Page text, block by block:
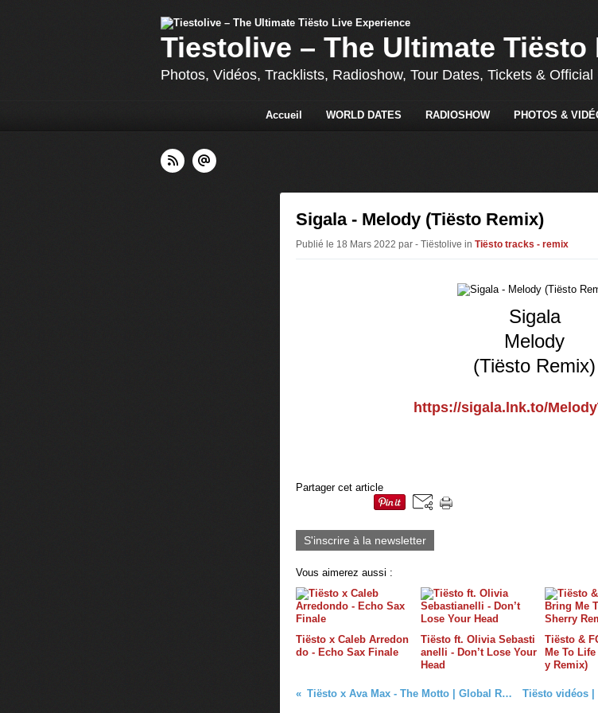
Tiestolive – The Ultimate
Photos, Vidéos, Tracklists, Radioshow, Tour Dates, Tickets & Official
Accueil WORLD DATES RADIOSHOW PHOTOS &
Sigala - Melody (Tiësto Remix)
Publié le 18 Mars 2022 par - Tiëstolive in Tiësto tracks - remix
Sigala
Melody
(Tiësto Remix)
https://sigala.lnk.to/
Partager cet article
S'inscrire à la newsletter
Vous aimerez aussi :
Tiësto x Caleb Arredon
do - Echo Sax Finale
Tiësto ft. Olivia Sebasti
anelli - Don’t Lose Your
Head
Tiësto &
Me To
y Remix)
Tiësto x Ava Max - The Motto | Global Remix Challenge